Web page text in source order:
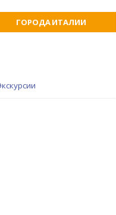
ГОРОДА ИТАЛИИ